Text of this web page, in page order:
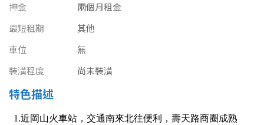
苗栗縣
台中市
透天厝
廠辦 倉庫
坪數
押金
兩個月租金
最短租期
其他
車位
無
裝潢程度
尚未裝潢
特色描述